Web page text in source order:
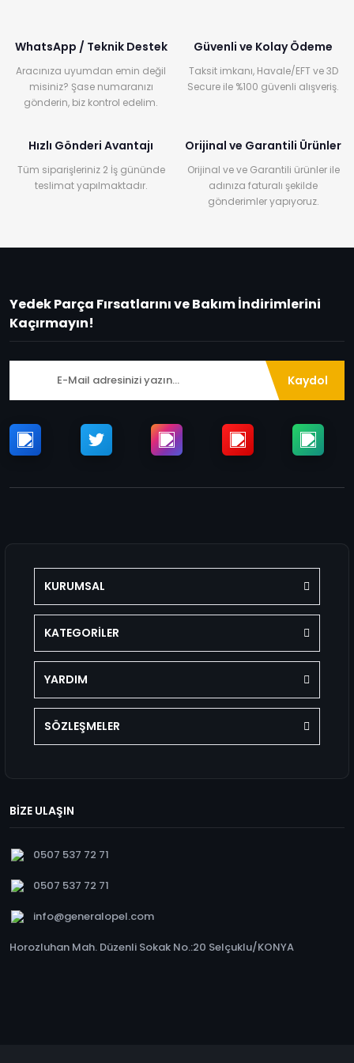
WhatsApp / Teknik Destek
Aracınıza uyumdan emin değil
misiniz? Şase numaranızı
gönderin, biz kontrol edelim.
Güvenli ve Kolay Ödeme
Taksit imkanı, Havale/EFT ve 3D
Secure ile %100 güvenli alışveriş.
Hızlı Gönderi Avantajı
Tüm siparişleriniz 2 İş gününde
teslimat yapılmaktadır.
Orijinal ve Garantili Ürünler
Orijinal ve ve Garantili ürünler ile
adınıza faturalı şekilde
gönderimler yapıyoruz.
Yedek Parça Fırsatlarını ve Bakım İndirimlerini
Kaçırmayın!
Kaydol
KURUMSAL
KATEGORİLER
YARDIM
SÖZLEŞMELER
BİZE ULAŞIN
0507 537 72 71
0507 537 72 71
info@generalopel.com
Horozluhan Mah. Düzenli Sokak No.:20 Selçuklu/KONYA